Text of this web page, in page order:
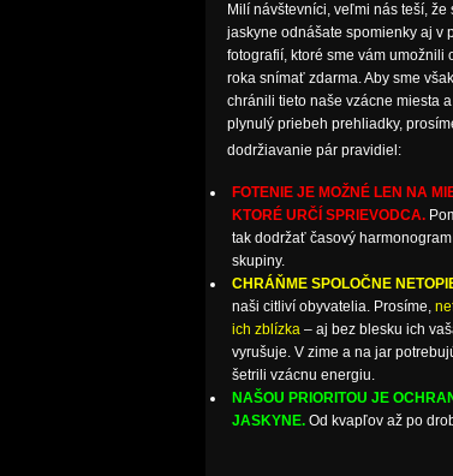
Milí návštevníci, veľmi nás teší, že
jaskyne odnášate spomienky aj v
fotografií, ktoré sme vám umožnili
roka snímať zdarma. Aby sme
chránili tieto naše vzácne miesta
plynulý priebeh prehliadky,
dodržiavanie pár pravidiel:
FOTENIE JE MOŽNÉ LEN NA
KTORÉ URČÍ SPRIEVODCA.
tak dodržať časový
skupiny.
CHRÁŇME SPOLOČNE
naši citliví obyvatelia. Prosíme,
ich zblízka– aj bez blesku ich
vyrušuje. V zime a na jar
šetrili vzácnu energiu.
NAŠOU PRIORITOU JE
JASKYNE. Od kvapľov až po